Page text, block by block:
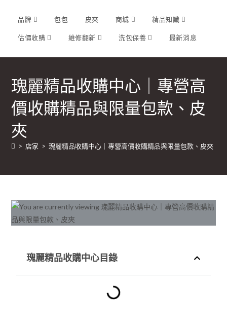
品牌 包包 皮夾 商城 精品知識
估價收購 維修翻新 洗包保養 最新消息
瑰麗精品收購中心｜專營高
價收購精品與限量包款、皮
夾
> 店家 > 瑰麗精品收購中心｜專營高價收購精品與限量包款、皮夾
瑰麗精品收購中心目錄